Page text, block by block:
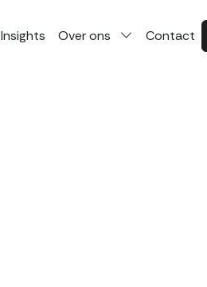
Insights Over ons Contact